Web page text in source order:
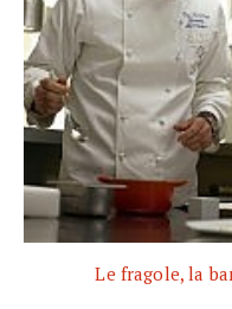
Le fragole, la